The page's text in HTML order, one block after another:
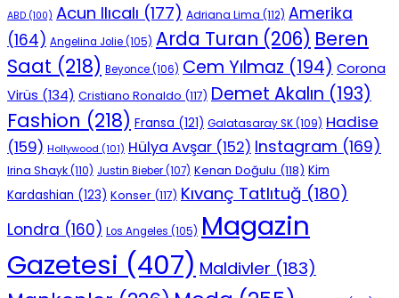
ABD (100) Acun Ilıcalı (177) Adriana Lima (112) Amerika
(164) Angelina Jolie(105) Arda Turan (206) Beren
Saat (218) Beyonce(106) Cem Yılmaz (194) Corona
Virüs (134) Cristiano Ronaldo (117) Demet Akalın (193)
Fashion (218) Fransa (121) Galatasaray SK(109) Hadise
(159) Hollywood (101) Hülya Avşar (152) Instagram (169)
Irina Shayk(110) Justin Bieber(107) Kenan Doğulu (118) Kim
Kardashian (123) Konser (117) Kıvanç Tatlıtuğ (180)
Londra (160) Los Angeles (105) Magazin
Gazetesi (407) Maldivler (183)